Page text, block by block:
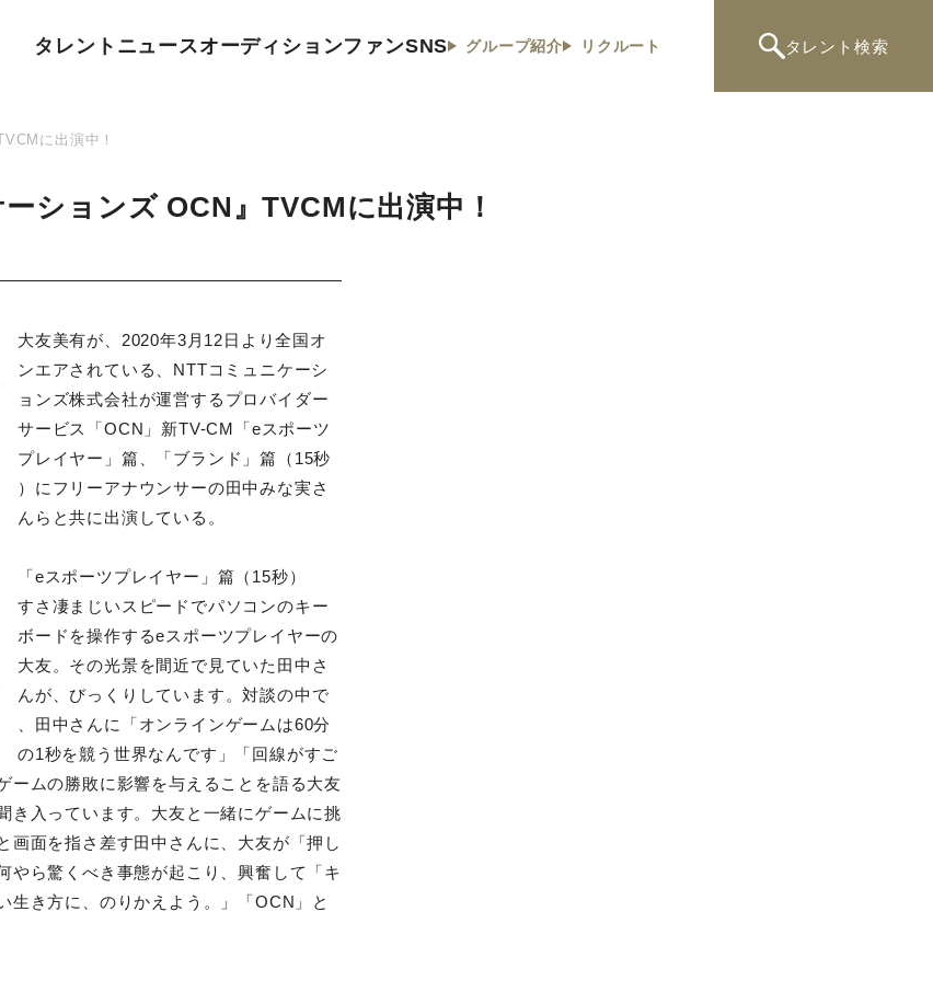
タレント ニュースオーディションファンSNS グループ紹介 リクルート タレント 検索
に出演中！
ションズ OCN』TVCMに出演中！
大友美有が、2020年3月12日より全国オ
ンエアされている、NTTコミュニケーシ
ョンズ株式会社が運営するプロバイダー
サービス「OCN」新TV-CM「eスポーツ
プレイヤー」篇、「ブランド」篇（15秒
）にフリーアナウンサーの田中みな実さ
んらと共に出演している。
「eスポーツプレイヤー」篇（15秒）
すさ凄まじいスピードでパソコンのキー
ボードを操作するeスポーツプレイヤーの
大友。その光景を間近で見ていた田中さ
んが、びっくりしています。対談の中で
、田中さんに「オンラインゲームは60分
の1秒を競う世界なんです」「回線がすご
ームの勝敗に影響を与えることを語る大友
き入っています。大友と一緒にゲームに挑
画面を指さ差す田中さんに、大友が「押し
やら驚くべき事態が起こり、興奮して「キ
生き方に、のりかえよう。」「OCN」と